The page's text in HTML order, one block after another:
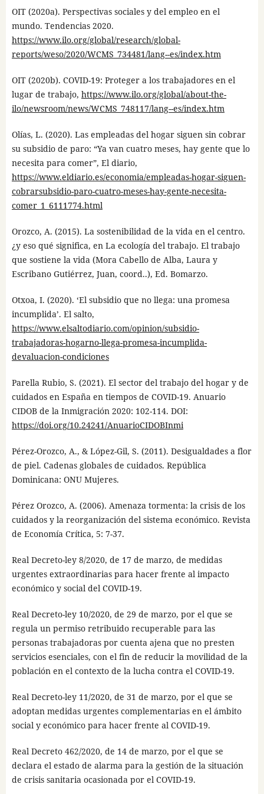
OIT (2020a). Perspectivas sociales y del empleo en el
mundo. Tendencias 2020.
https://www.ilo.org/global/research/global-
reports/weso/2020/WCMS_734481/lang--es/index.htm
OIT (2020b). COVID-19: Proteger a los trabajadores en el
lugar de trabajo, https://www.ilo.org/global/about-the-
ilo/newsroom/news/WCMS_748117/lang--es/index.htm
Olías, L. (2020). Las empleadas del hogar siguen sin cobrar
su subsidio de paro: “Ya van cuatro meses, hay gente que lo
necesita para comer”, El diario,
https://www.eldiario.es/economia/empleadas-hogar-siguen-
cobrarsubsidio-paro-cuatro-meses-hay-gente-necesita-
comer_1_6111774.html
Orozco, A. (2015). La sostenibilidad de la vida en el centro.
¿y eso qué significa, en La ecología del trabajo. El trabajo
que sostiene la vida (Mora Cabello de Alba, Laura y
Escribano Gutiérrez, Juan, coord..), Ed. Bomarzo.
Otxoa, I. (2020). ‘El subsidio que no llega: una promesa
incumplida’. El salto,
https://www.elsaltodiario.com/opinion/subsidio-
trabajadoras-hogarno-llega-promesa-incumplida-
devaluacion-condiciones
Parella Rubio, S. (2021). El sector del trabajo del hogar y de
cuidados en España en tiempos de COVID-19. Anuario
CIDOB de la Inmigración 2020: 102-114. DOI:
https://doi.org/10.24241/AnuarioCIDOBInmi
Pérez-Orozco, A., & López-Gil, S. (2011). Desigualdades a flor
de piel. Cadenas globales de cuidados. República
Dominicana: ONU Mujeres.
Pérez Orozco, A. (2006). Amenaza tormenta: la crisis de los
cuidados y la reorganización del sistema económico. Revista
de Economía Crítica, 5: 7-37.
Real Decreto-ley 8/2020, de 17 de marzo, de medidas
urgentes extraordinarias para hacer frente al impacto
económico y social del COVID-19.
Real Decreto-ley 10/2020, de 29 de marzo, por el que se
regula un permiso retribuido recuperable para las
personas trabajadoras por cuenta ajena que no presten
servicios esenciales, con el fin de reducir la movilidad de la
población en el contexto de la lucha contra el COVID-19.
Real Decreto-ley 11/2020, de 31 de marzo, por el que se
adoptan medidas urgentes complementarias en el ámbito
social y económico para hacer frente al COVID-19.
Real Decreto 462/2020, de 14 de marzo, por el que se
declara el estado de alarma para la gestión de la situación
de crisis sanitaria ocasionada por el COVID-19.